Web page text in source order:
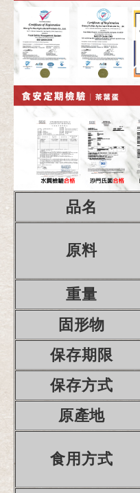
品名
原料
重量
固形物
保存期限
保存方式
原產地
食用方式